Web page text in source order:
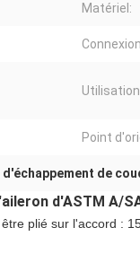
Matériel:
Point
de
d'ASTM A/
plié sur l'accord :